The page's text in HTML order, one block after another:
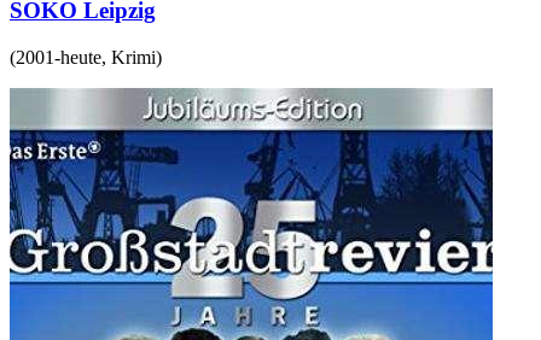
SOKO Leipzig
(2001-heute, Krimi)